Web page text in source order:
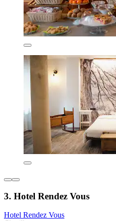
3. Hotel Rendez Vous
Hotel Rendez Vous